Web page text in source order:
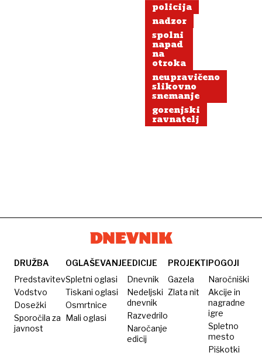
policija
nadzor
spolni
napad
na
otroka
neupravičeno
slikovno
snemanje
gorenjski
ravnatelj
DRUŽBA
Predstavitev
Vodstvo
Dosežki
Sporočila za
javnost
OGLAŠEVANJE
Spletni oglasi
Tiskani oglasi
Osmrtnice
Mali oglasi
EDICIJE
Dnevnik
Nedeljski
dnevnik
Razvedrilo
Naročanje
edicij
PROJEKTI
Gazela
Zlata nit
POGOJI
Naročniški
Akcije in
nagradne
igre
Spletno
mesto
Piškotki